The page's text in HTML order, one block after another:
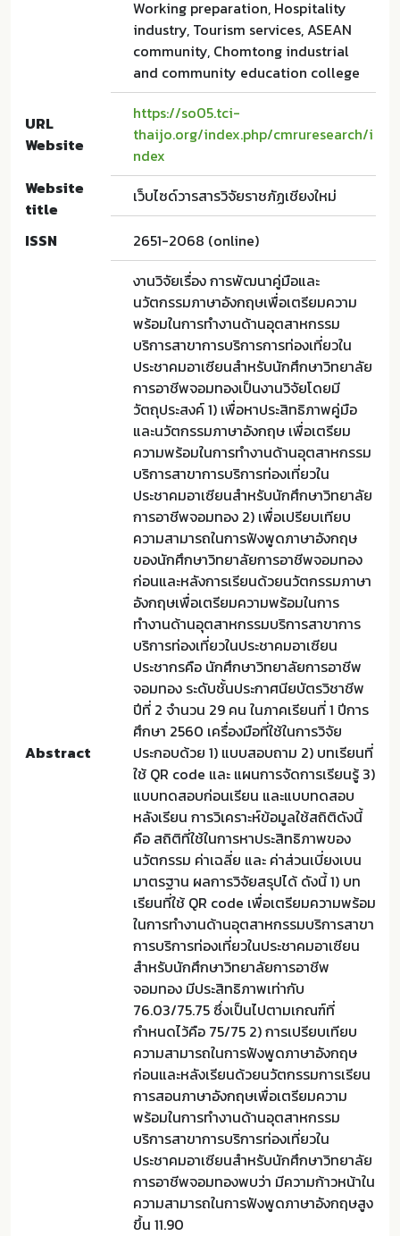
Working preparation, Hospitality
industry, Tourism services, ASEAN
community, Chomtong industrial
and community education college
URL
Website
https://so05.tci-
thaijo.org/index.php/cmruresearch/i
ndex
Website
title
เว็บไซด์วารสารวิจัยราชภัฏเชียงใหม่
ISSN 2651-2068 (online)
Abstract
งานวิจัยเรื่อง การพัฒนาคู่มือและ
นวัตกรรมภาษาอังกฤษเพื่อเตรียมความ
พร้อมในการทำงานด้านอุตสาหกรรม
บริการสาขาการบริการการท่องเที่ยวใน
ประชาคมอาเซียนสำหรับนักศึกษาวิทยาลัย
การอาชีพจอมทองเป็นงานวิจัยโดยมี
วัตถุประสงค์ 1) เพื่อหาประสิทธิภาพคู่มือ
และนวัตกรรมภาษาอังกฤษ เพื่อเตรียม
ความพร้อมในการทำงานด้านอุตสาหกรรม
บริการสาขาการบริการท่องเที่ยวใน
ประชาคมอาเซียนสำหรับนักศึกษาวิทยาลัย
การอาชีพจอมทอง 2) เพื่อเปรียบเทียบ
ความสามารถในการฟังพูดภาษาอังกฤษ
ของนักศึกษาวิทยาลัยการอาชีพจอมทอง
ก่อนและหลังการเรียนด้วยนวัตกรรมภาษา
อังกฤษเพื่อเตรียมความพร้อมในการ
ทำงานด้านอุตสาหกรรมบริการสาขาการ
บริการท่องเที่ยวในประชาคมอาเซียน
ประชากรคือ นักศึกษาวิทยาลัยการอาชีพ
จอมทอง ระดับชั้นประกาศนียบัตรวิชาชีพ
ปีที่ 2 จำนวน 29 คน ในภาคเรียนที่ 1 ปีการ
ศึกษา 2560 เครื่องมือที่ใช้ในการวิจัย
ประกอบด้วย 1) แบบสอบถาม 2) บทเรียนที่
ใช้ QR code และ แผนการจัดการเรียนรู้ 3)
แบบทดสอบก่อนเรียน และแบบทดสอบ
หลังเรียน การวิเคราะห์ข้อมูลใช้สถิติดังนี้
คือ สถิติที่ใช้ในการหาประสิทธิภาพของ
นวัตกรรม ค่าเฉลี่ย และ ค่าส่วนเบี่ยงเบน
มาตรฐาน ผลการวิจัยสรุปได้ ดังนี้ 1) บท
เรียนที่ใช้ QR code เพื่อเตรียมความพร้อม
ในการทำงานด้านอุตสาหกรรมบริการสาขา
การบริการท่องเที่ยวในประชาคมอาเซียน
สำหรับนักศึกษาวิทยาลัยการอาชีพ
จอมทอง มีประสิทธิภาพเท่ากับ
76.03/75.75 ซึ่งเป็นไปตามเกณฑ์ที่
กำหนดไว้คือ 75/75 2) การเปรียบเทียบ
ความสามารถในการฟังพูดภาษาอังกฤษ
ก่อนและหลังเรียนด้วยนวัตกรรมการเรียน
การสอนภาษาอังกฤษเพื่อเตรียมความ
พร้อมในการทำงานด้านอุตสาหกรรม
บริการสาขาการบริการท่องเที่ยวใน
ประชาคมอาเซียนสำหรับนักศึกษาวิทยาลัย
การอาชีพจอมทองพบว่า มีความก้าวหน้าใน
ความสามารถในการฟังพูดภาษาอังกฤษสูง
ขึ้น 11.90